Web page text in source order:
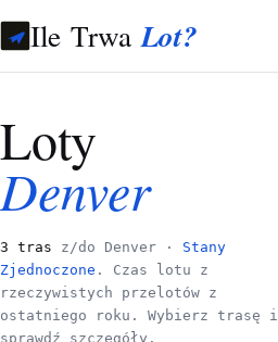
Ile TrwaLot?
Loty
Denver
3 tras z/do Denver · Stany
Zjednoczone . Czas lotu z
rzeczywistych przelotów z
ostatniego roku. Wybierz trasę i
sprawdź szczegóły.